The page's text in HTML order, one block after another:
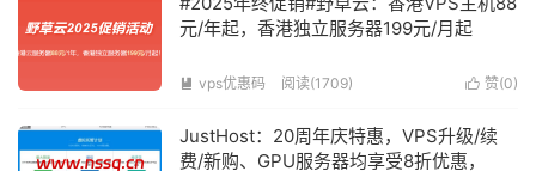
元/年起，香港独立服务器199元/月起
 赞(0)
 vps优惠码 阅读(1709)
JustHost：20周年庆特惠，VPS升级/续
费/新购、GPU服务器均享受8折优惠，